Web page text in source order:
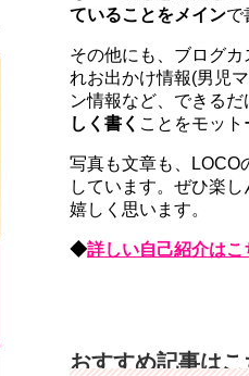
ていることをメインで
その他にも、ブログ
れお出かけ情報(男児
ン情報など、できるだ
しく書く ことをモッ
写真も文章も、LOCO
しています。ぜひ楽
嬉しく思います。
◆詳しい自己紹介はこ
おすすめ記事は